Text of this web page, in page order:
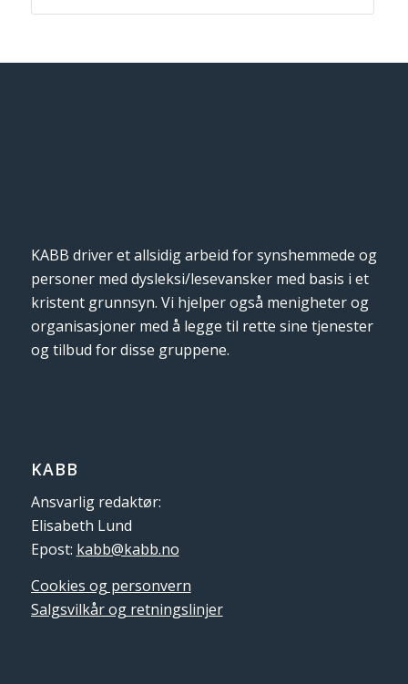
KABB driver et allsidig arbeid for synshemmede og
personer med dysleksi/lesevansker med basis i et
kristent grunnsyn. Vi hjelper også menigheter og
organisasjoner med å legge til rette sine tjenester
og tilbud for disse gruppene.
KABB
Ansvarlig redaktør:
Elisabeth Lund
Epost: kabb@kabb.no
Cookies og personvern
Salgsvilkår og retningslinjer